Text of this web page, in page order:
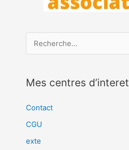
e
Mes centres d’interet
Contact
CGU
exte